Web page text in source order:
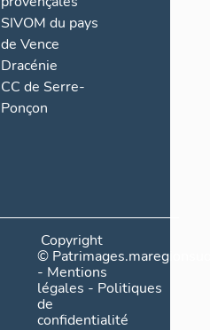
SIVOM du pays
de Vence
Dracénie
CC de Serre-
Ponçon
Copyright
©
- Mentions
légales - Politiques
de
confidentialité